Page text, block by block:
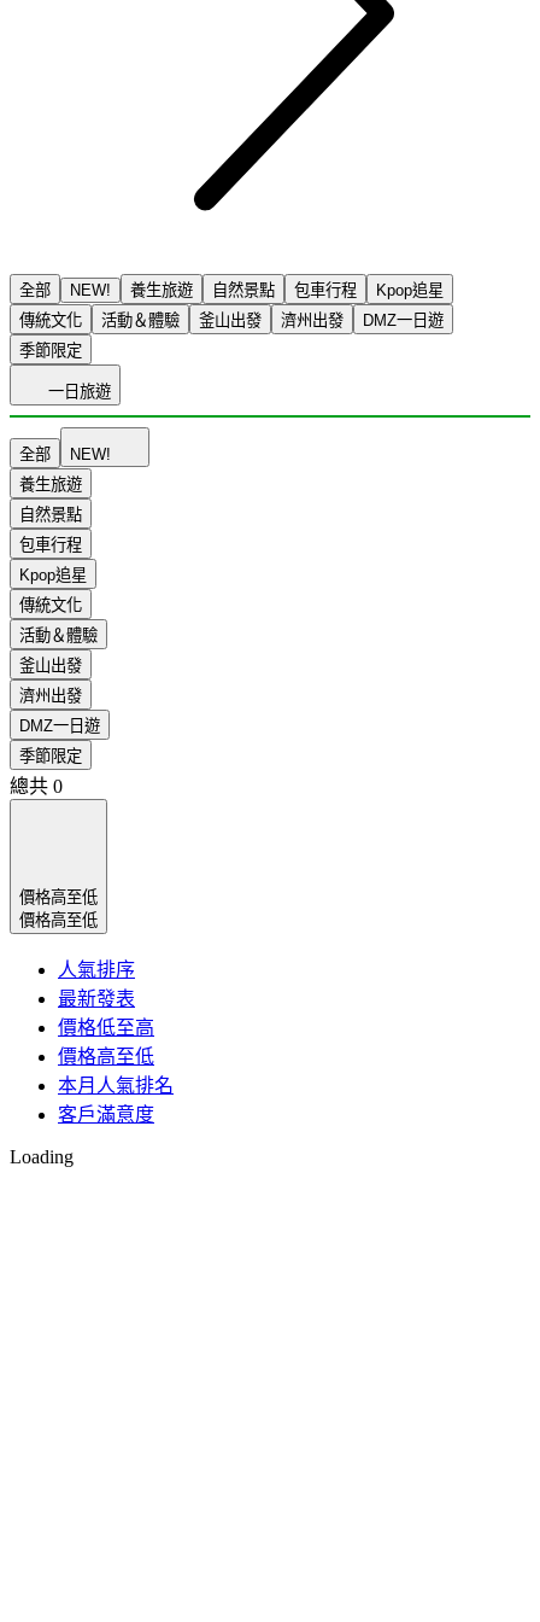
全部 NEW! 養生旅遊 自然景點 包車行程
Kpop追星
傳統文化
活動＆體驗 釜山出發 濟州出發
DMZ一日遊
季節限定
一日旅遊
全部
NEW!
養生旅遊
自然景點
包車行程
Kpop追星
傳統文化
活動＆體驗
釜山出發
濟州出發
DMZ一日遊
季節限定
總共 0
價格高至低
價格高至低
人氣排序
最新發表
價格低至高
價格高至低
本月人氣排名
客戶滿意度
Loading